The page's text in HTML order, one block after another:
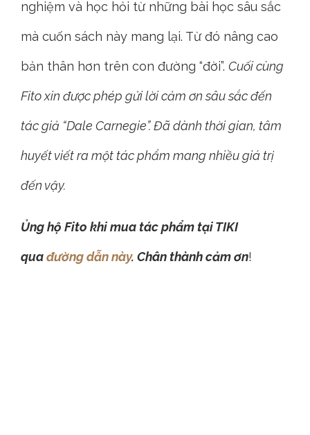
nghiệp
Với những giá trị này, Fito sẽ khuyến khích
các độc giả nên đọc “Đắc Nhân Tâm”. Để trải
nghiệm và học hỏi từ những bài học sâu sắc
mà cuốn sách này mang lại. Từ đó nâng cao
bản thân hơn trên con đường “đời”. Cuối cùng
Fito xin được phép gửi lời cảm ơn sâu sắc đến
tác giả “Dale Carnegie”. Đã dành thời gian, tâm
huyết viết ra một tác phẩm mang nhiều giá trị